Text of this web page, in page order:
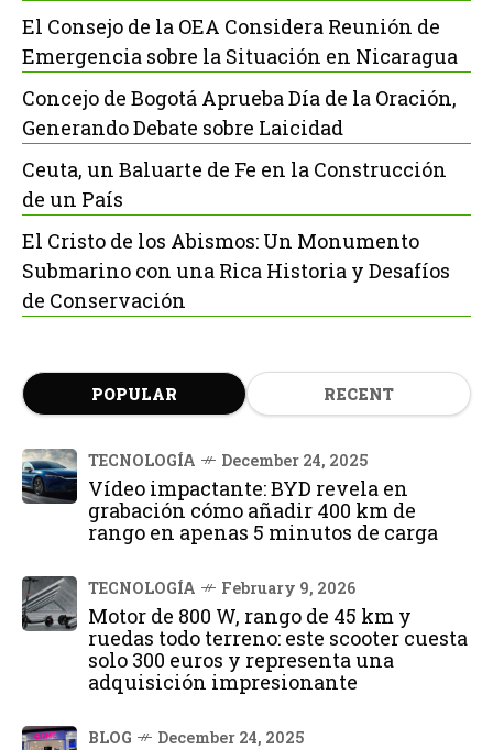
El Consejo de la OEA Considera Reunión de
Emergencia sobre la Situación en Nicaragua
Concejo de Bogotá Aprueba Día de la Oración,
Generando Debate sobre Laicidad
Ceuta, un Baluarte de Fe en la Construcción
de un País
El Cristo de los Abismos: Un Monumento
Submarino con una Rica Historia y Desafíos
de Conservación
POPULAR RECENT
TECNOLOGÍA December 24, 2025
Vídeo impactante: BYD revela en
grabación cómo añadir 400 km de
rango en apenas 5 minutos de carga
TECNOLOGÍA February 9, 2026
Motor de 800 W, rango de 45 km y
ruedas todo terreno: este scooter cuesta
solo 300 euros y representa una
adquisición impresionante
BLOG December 24, 2025